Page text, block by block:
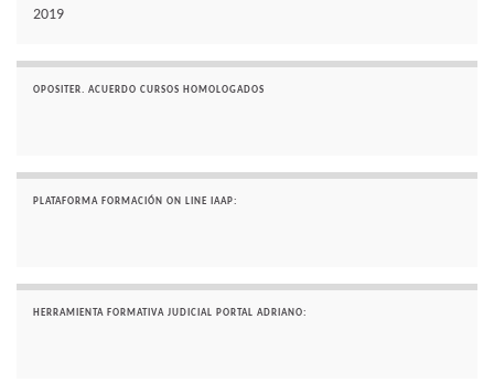
2019
OPOSITER. ACUERDO CURSOS HOMOLOGADOS
PLATAFORMA FORMACIÓN ON LINE IAAP:
HERRAMIENTA FORMATIVA JUDICIAL PORTAL ADRIANO: